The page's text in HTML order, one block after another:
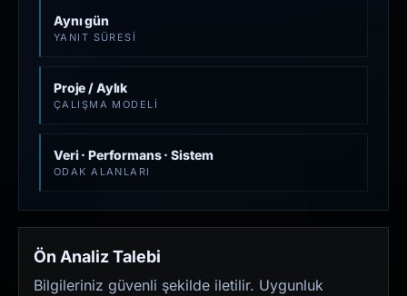
Aynı gün
YANIT SÜRESI
Proje / Aylık
ÇALIŞMA MODELI
Veri · Performans · Sistem
ODAK ALANLARI
Ön Analiz Talebi
Bilgileriniz güvenli şekilde iletilir. Uygunluk